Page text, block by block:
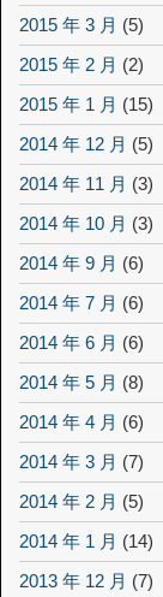
2015 年 3 月 (5)
2015 年 2 月 (2)
2015 年 1 月 (15)
2014 年 12 月 (5)
2014 年 11 月 (3)
2014 年 10 月 (3)
2014 年 9 月 (6)
2014 年 7 月 (6)
2014 年 6 月 (6)
2014 年 5 月 (8)
2014 年 4 月 (6)
2014 年 3 月 (7)
2014 年 2 月 (5)
2014 年 1 月 (14)
2013 年 12 月 (7)